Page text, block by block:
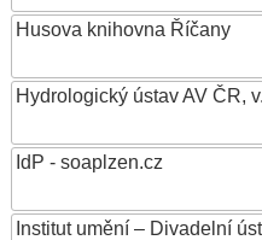
Husova knihovna Říčany
Hydrologický ústav AV ČR,
IdP - soaplzen.cz
Institut umění – Divadelní